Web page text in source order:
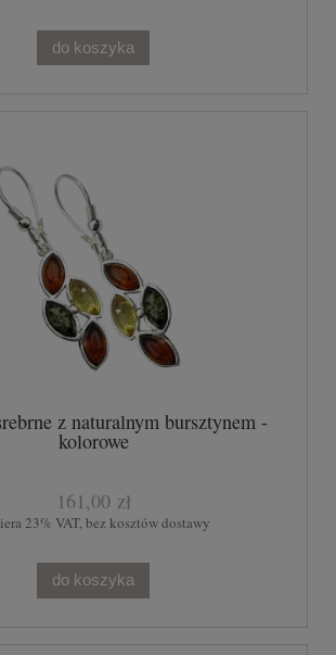
do koszyka
z naturalnym bursztynem -
kolorowe
161,00 zł
23% VAT, bez kosztów dostawy
do koszyka